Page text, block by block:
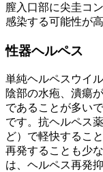
膣入口部に尖圭コ
感染する可能性が
性器ヘルペス
単純ヘルペスウイ
陰部の水疱、潰瘍
であることが多い
です。抗ヘルペス
ど）で軽快するこ
再発することも少
は、ヘルペス再発